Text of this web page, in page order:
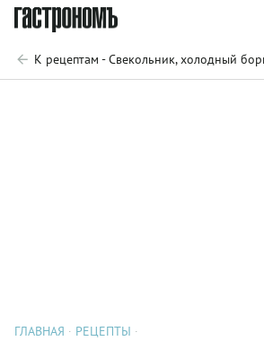
К рецептам - Свекольник, холодный
ГЛАВНАЯ
РЕЦЕПТЫ